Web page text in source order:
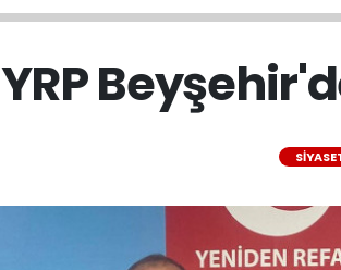
YRP